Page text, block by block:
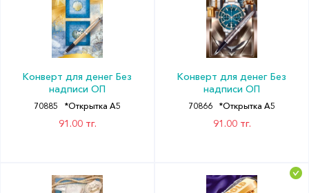
Конверт для денег Без
надписи ОП
70885 *Открытка А5
91.00 тг.
Конверт для денег Без
надписи ОП
70866 *Открытка А5
91.00 тг.